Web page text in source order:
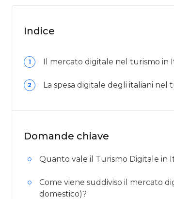
Indice
1 Il mercato digitale nel turismo in
2 La spesa digitale degli italiani nel
Domande chiave
Quanto vale il Turismo Digitale in
Come viene suddiviso il mercato
domestico)?